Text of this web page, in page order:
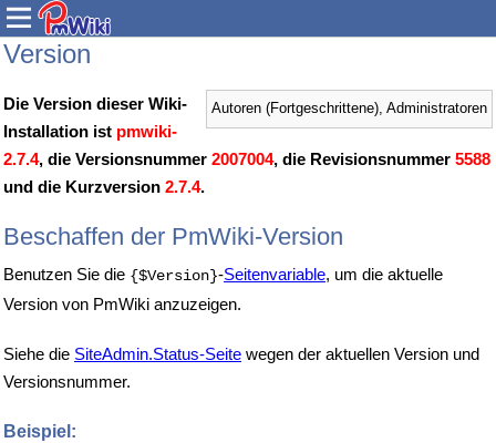
Version
Autoren (Fortgeschrittene), Administratoren
Die Version dieser Wiki-
Installation ist pmwiki-
2.7.4, die Versionsnummer 2007004, die Revisionsnummer 5588
und die Kurzversion 2.7.4.
Beschaffen der PmWiki-Version
Benutzen Sie die {$Version}-Seitenvariable, um die aktuelle
Version von PmWiki anzuzeigen.
Siehe die SiteAdmin.Status-Seite wegen der aktuellen Version und
Versionsnummer.
Beispiel: